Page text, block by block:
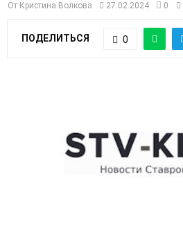
От Кристина Волкова 27.02.2024 0
ПОДЕЛИТЬСЯ 0